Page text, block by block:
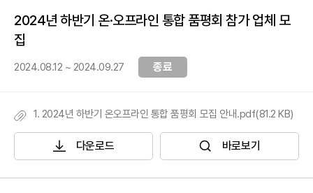
2024년 하반기 온·오프라인 통합 품평회 참가 업체 모
집
2024.08.12 ~ 2024.09.27 종료
1. 2024년 하반기 온오프라인 통합 품평회 모집 안내.pdf(81.2 KB)
다운로드 바로보기